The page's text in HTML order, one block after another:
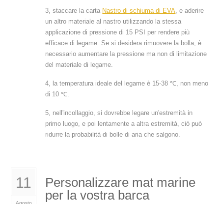
3, staccare la carta Nastro di schiuma di EVA, e aderire
un altro materiale al nastro utilizzando la stessa
applicazione di pressione di 15 PSI per rendere più
efficace di legame. Se si desidera rimuovere la bolla, è
necessario aumentare la pressione ma non di limitazione
del materiale di legame.
4, la temperatura ideale del legame è 15-38 ℃, non meno
di 10 ℃.
5, nell'incollaggio, si dovrebbe legare un'estremità in
primo luogo, e poi lentamente a altra estremità, ciò può
ridurre la probabilità di bolle di aria che salgono.
11
Personalizzare mat marine
per la vostra barca